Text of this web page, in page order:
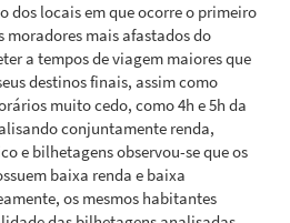
dos locais em que ocorre o primeiro
moradores mais afastados do
a tempos de viagem maiores que
destinos finais, assim como
muito cedo, como 4h e 5h da
conjuntamente renda,
e bilhetagens observou-se que os
baixa renda e baixa
os mesmos habitantes